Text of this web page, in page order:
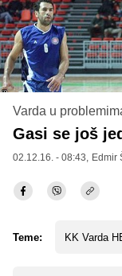
Varda u
Gasi se još
02.12.16. - 08:43, Edmir
Teme: KK Varda